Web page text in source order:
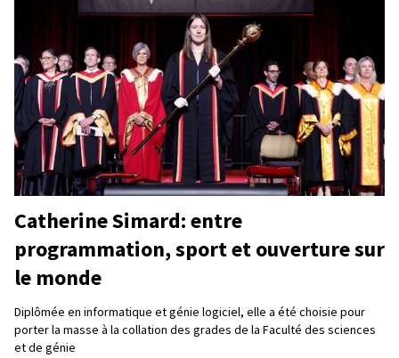
Catherine Simard: entre
programmation, sport et ouverture sur
le monde
Diplômée en informatique et génie logiciel, elle a été choisie pour
porter la masse à la collation des grades de la Faculté des sciences
et de génie